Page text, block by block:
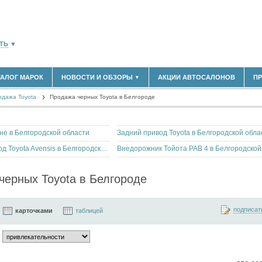
▼
(14298)
МАРОК НОВОСТИ И ОБЗОРЫ ▼
НОВОСТИ РЫНКА
МАТЕРИАЛЫ ПАРТНЕРОВ
ВЫСТАВКИ И АВТОСАЛОНЫ
АКЦИИ АВТОСАЛОНОВ
Toyota Продажа черных Toyota в Белгороде
в Белгородской области
Задний привод Toyota в Белгородской
Передний привод Toyota Avensis в Белгородской области
Toyota в Белгороде
карточками таблицей